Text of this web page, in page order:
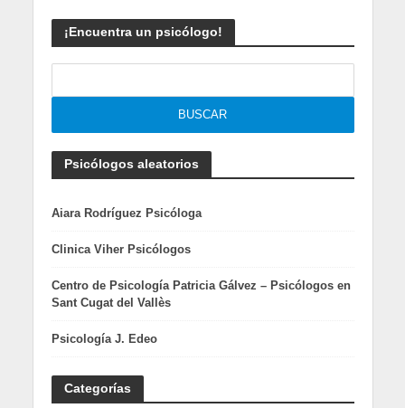
¡Encuentra un psicólogo!
Psicólogos aleatorios
Aiara Rodríguez Psicóloga
Clinica Viher Psicólogos
Centro de Psicología Patricia Gálvez – Psicólogos en
Sant Cugat del Vallès
Psicología J. Edeo
Categorías